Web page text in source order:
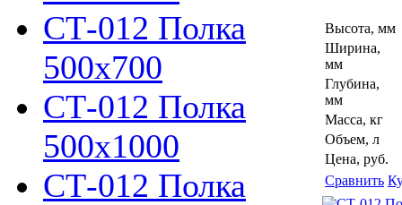
СТ-012 Полка
500х700
СТ-012 Полка
500х1000
СТ-012 Полка
Высота, мм
Ширина,
мм
Глубина,
мм
Масса, кг
Объем, л
Цена, руб.
Сравнить